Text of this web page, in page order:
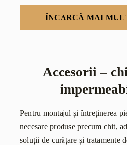
ÎNCARCĂ MAI
Accesorii –
Pentru montajul și întreținerea
necesare produse precum chit,
soluții de curățare și tratamente